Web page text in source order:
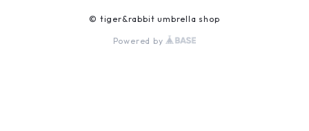
© tiger&rabbit umbrella shop
Powered by